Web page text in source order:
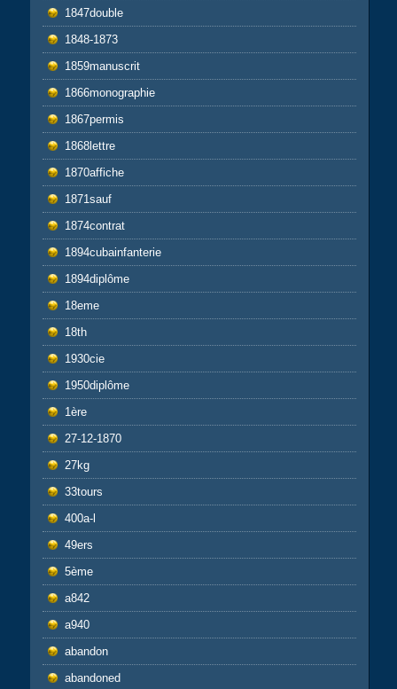
1847double
1848-1873
1859manuscrit
1866monographie
1867permis
1868lettre
1870affiche
1871sauf
1874contrat
1894cubainfanterie
1894diplôme
18eme
18th
1930cie
1950diplôme
1ère
27-12-1870
27kg
33tours
400a-l
49ers
5ème
a842
a940
abandon
abandoned